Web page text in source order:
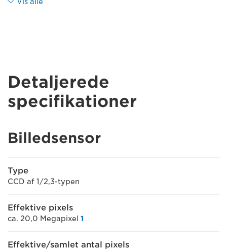
Detaljerede
specifikationer
Billedsensor
Type
CCD af 1/2,3-typen
Effektive pixels
ca. 20,0 Megapixel 1
Effektive/samlet antal pixels